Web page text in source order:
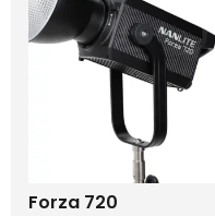
Forza 720